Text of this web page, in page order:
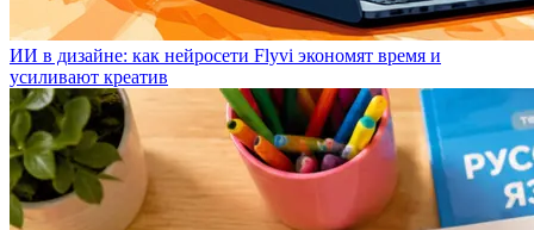
ИИ в дизайне: как нейросети Flyvi экономят время и
усиливают креатив